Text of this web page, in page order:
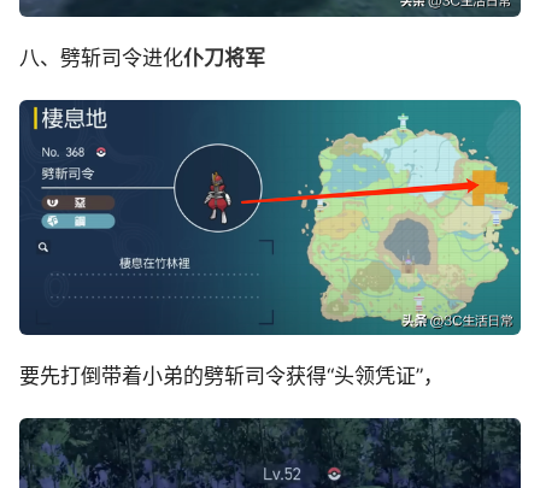
八、劈斩司令进化仆刀将军
要先打倒带着小弟的劈斩司令获得“头领凭证”，